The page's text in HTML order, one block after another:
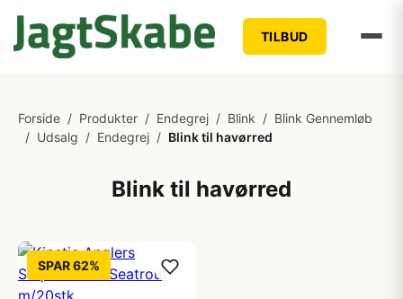
TILBUD
Forside / Produkter / Endegrej / Blink / Blink Gennemløb
/ Udsalg / Endegrej / Blink til havørred
Blink til havørred
SPAR 62%